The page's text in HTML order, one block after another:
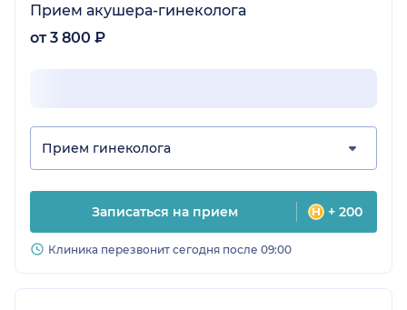
Однозначно буду возвращаться сюда при
необходимости и советовать знакомым!
Прием акушера-гинеколога
от 3 800 ₽
Прием гинеколога
Записаться на прием + 200
Клиника перезвонит сегодня после 09:00